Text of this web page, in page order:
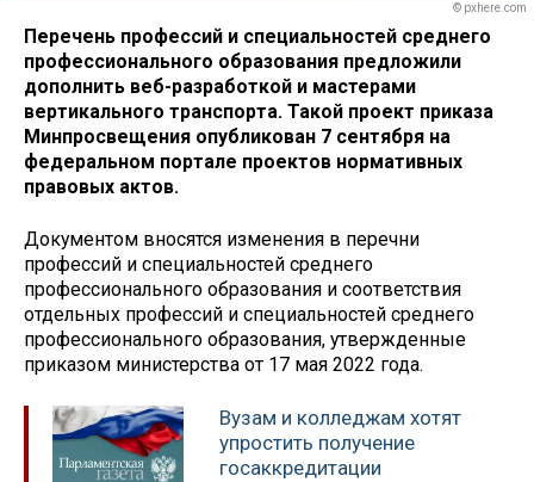
© pxhere.com
Перечень профессий и специальностей среднего
профессионального образования предложили
дополнить веб-разработкой и мастерами
вертикального транспорта. Такой проект приказа
Минпросвещения опубликован 7 сентября на
федеральном портале проектов нормативных
правовых актов.
Документом вносятся изменения в перечни
профессий и специальностей среднего
профессионального образования и соответствия
отдельных профессий и специальностей среднего
профессионального образования, утвержденные
приказом министерства от 17 мая 2022 года.
Вузам и колледжам хотят
упростить получение
госаккредитации